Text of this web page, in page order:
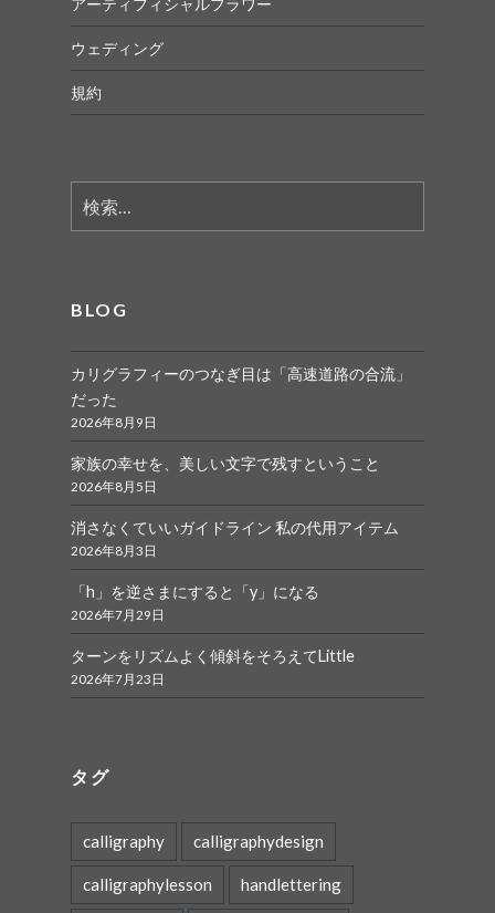
ウェディング
規約
索:
BLOG
カリグラフィーのつなぎ目は「高速道路の合流」
だった
2026年8月9日
家族の幸せを、美しい文字で残すということ
2026年8月5日
消さなくていいガイドライン 私の代用アイテム
2026年8月3日
「h」を逆さまにすると「y」になる
2026年7月29日
ターンをリズムよく傾斜をそろえてLittle
2026年7月23日
タグ
calligraphy calligraphydesign
calligraphylesson handlettering